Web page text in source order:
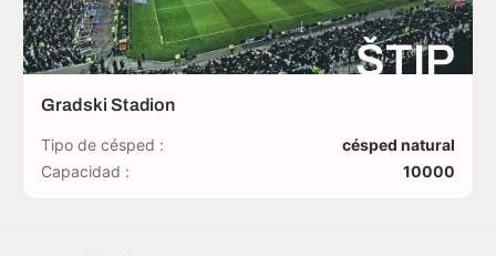
ŠTIP
Gradski Stadion
Tipo de césped :
césped natural
Capacidad :
10000